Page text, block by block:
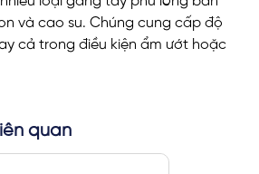
và cao su. Chúng cung cấp độ
cả trong điều kiện ẩm ướt hoặc
quan